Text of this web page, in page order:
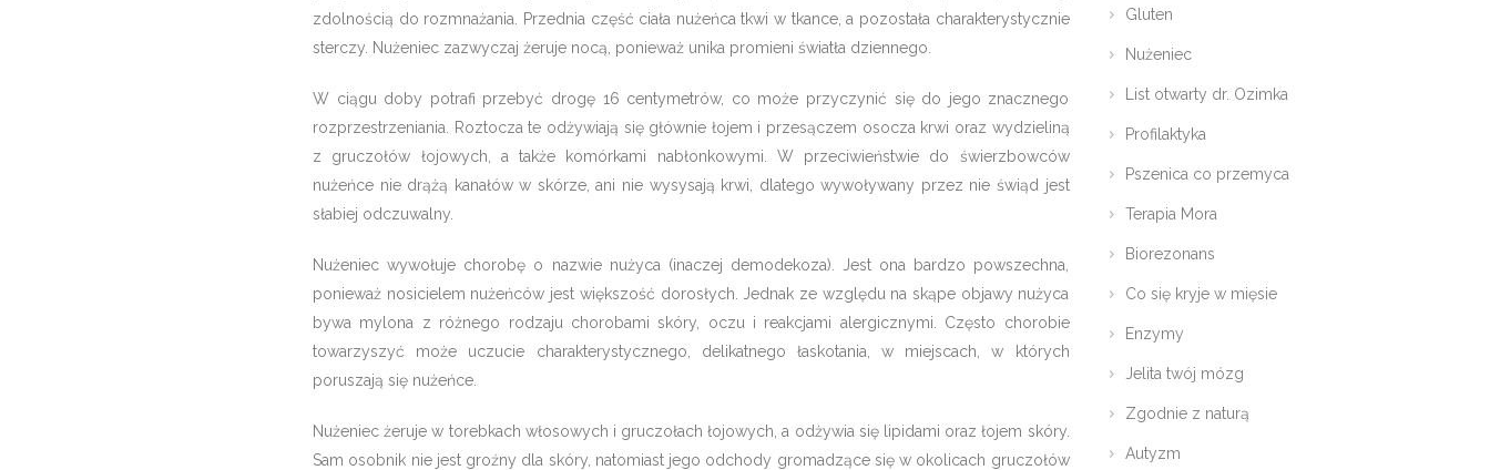
zdolnością do rozmnażania. Przednia część ciała nużeńca tkwi w tkance, a pozostała charakterystycznie
sterczy. Nużeniec zazwyczaj żeruje nocą, ponieważ unika promieni światła dziennego.
W ciągu doby potrafi przebyć drogę 16 centymetrów, co może przyczynić się do jego znacznego
rozprzestrzeniania. Roztocza te odżywiają się głównie łojem i przesączem osocza krwi oraz wydzieliną
z gruczołów łojowych, a także komórkami nabłonkowymi. W przeciwieństwie do świerzbowców
nużeńce nie drążą kanałów w skórze, ani nie wysysają krwi, dlatego wywoływany przez nie świąd jest
słabiej odczuwalny.
Nużeniec wywołuje chorobę o nazwie nużyca (inaczej demodekoza). Jest ona bardzo powszechna,
ponieważ nosicielem nużeńców jest większość dorosłych. Jednak ze względu na skąpe objawy nużyca
bywa mylona z różnego rodzaju chorobami skóry, oczu i reakcjami alergicznymi. Często chorobie
towarzyszyć może uczucie charakterystycznego, delikatnego łaskotania, w miejscach, w których
poruszają się nużeńce.
Nużeniec żeruje w torebkach włosowych i gruczołach łojowych, a odżywia się lipidami oraz łojem skóry.
Sam osobnik nie jest groźny dla skóry, natomiast jego odchody gromadzące się w okolicach gruczołów
Gluten
Nużeniec
List otwarty dr. Ozimka
Profilaktyka
Pszenica co przemyca
Terapia Mora
Biorezonans
Co się kryje w mięsie
Enzymy
Jelita twój mózg
Zgodnie z naturą
Autyzm